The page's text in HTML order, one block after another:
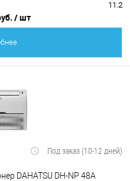
11.2
/ шт
Под заказ (10-12 дней)
DAHATSU DH-NP 48A